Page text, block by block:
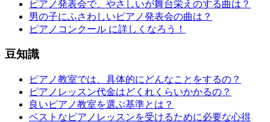
ピアノ発表会で、やさしいが舞台栄えのする曲は？
男の子にふさわしいピアノ発表会の曲は？
ピアノコンクール に詳しくなろう！
豆知識
ピアノ教室では、具体的にどんなことをするの？
ピアノレッスン代金はどくれくらいかかるの？
良いピアノ教室を選ぶ基準とは？
ベストなピアノレッスンを受けるために必要な心得